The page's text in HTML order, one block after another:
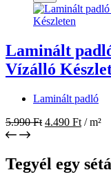
Laminált
Vízálló
Laminált padló
5.990Ft 4.490 Ft / m²
Tegyél egy